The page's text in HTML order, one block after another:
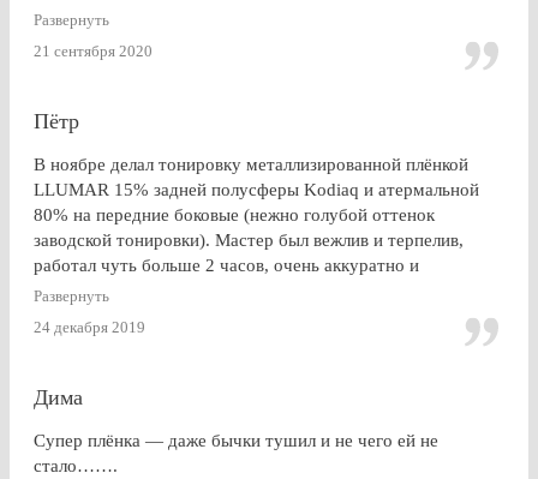
Развернуть
21 сентября 2020
Пётр
В ноябре делал тонировку металлизированной плёнкой
LLUMAR 15% задней полусферы Kodiaq и атермальной
80% на передние боковые (нежно голубой оттенок
заводской тонировки). Мастер был вежлив и терпелив,
работал чуть больше 2 часов, очень аккуратно и
профессионально. Результат на 5+ ! Особенно приятно
получить гарантию на работу и плёнку. Отдельное спасибо
за консультацию, как до работ, так по их завершении!
Развернуть
24 декабря 2019
Дима
Супер плёнка — даже бычки тушил и не чего ей не
стало…….